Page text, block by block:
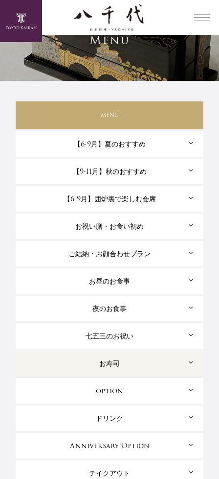
Menu
MENU
【6-9月】夏のおすすめ
【9-11月】秋のおすすめ
【6-9月】囲炉裏で楽しむ会席
お祝い膳・お食い初め
ご結納・お顔合わせプラン
お昼のお食事
夜のお食事
七五三のお祝い
お寿司
option
ドリンク
Anniversary Option
テイクアウト